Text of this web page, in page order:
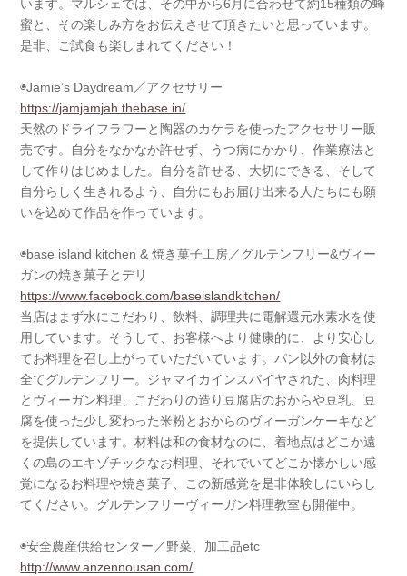
います。マルシェでは、その中から6月に合わせて約15種類の蜂
蜜と、その楽しみ方をお伝えさせて頂きたいと思っています。
是非、ご試食も楽しまれてください！
◉Jamie’s Daydream／アクセサリー
https://jamjamjah.thebase.in/
天然のドライフラワーと陶器のカケラを使ったアクセサリー販
売です。自分をなかなか許せず、うつ病にかかり、作業療法と
して作りはじめました。自分を許せる、大切にできる、そして
自分らしく生きれるよう、自分にもお届け出来る人たちにも願
いを込めて作品を作っています。
◉base island kitchen & 焼き菓子工房／グルテンフリー&ヴィー
ガンの焼き菓子とデリ
https://www.facebook.com/baseislandkitchen/
当店はまず水にこだわり、飲料、調理共に電解還元水素水を使
用しています。そうして、お客様へより健康的に、より安心し
てお料理を召し上がっていただいています。パン以外の食材は
全てグルテンフリー。ジャマイカインスパイヤされた、肉料理
とヴィーガン料理、こだわりの造り豆腐店のおからや豆乳、豆
腐を使った少し変わった米粉とおからのヴィーガンケーキなど
を提供しています。材料は和の食材なのに、着地点はどこか遠
くの島のエキゾチックなお料理、それでいてどこか懐かしい感
覚になるお料理や焼き菓子、この新感覚を是非体験しにいらし
てください。グルテンフリーヴィーガン料理教室も開催中。
◉安全農産供給センター／野菜、加工品etc
http://www.anzennousan.com/